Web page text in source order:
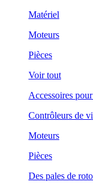
Matériel
Moteurs
Pièces
Voir tout
Accessoires
Contrôleurs de
Moteurs
Pièces
Des pales de